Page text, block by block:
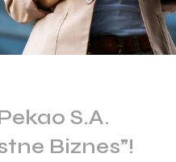
S.A.
Biznes”!